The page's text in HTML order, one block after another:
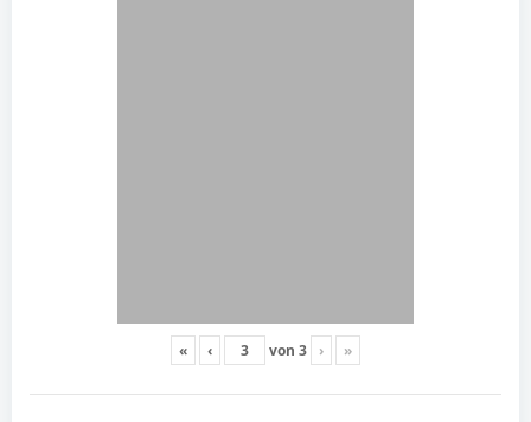
« ‹ von 3 › »